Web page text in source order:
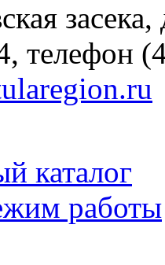
телефон
каталог
работы